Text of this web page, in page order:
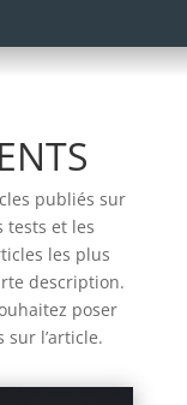
publiés sur
tests et les
les plus
description.
poser
l’article.